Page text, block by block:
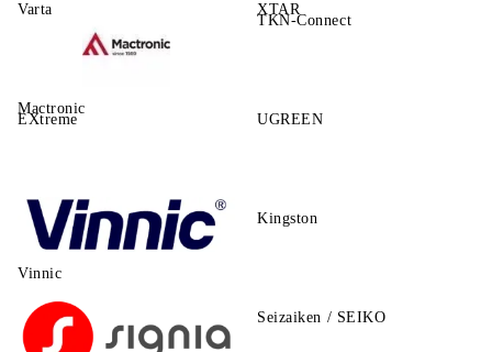
Varta XTAR
Mactronic
TKN-Connect
EXtreme UGREEN
Vinnic
Kingston
Seizaiken / SEIKO